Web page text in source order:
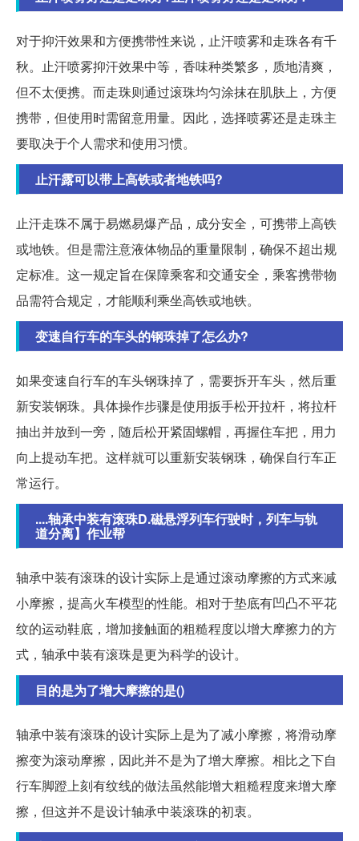
对于抑汗效果和方便携带性来说，止汗喷雾和走珠各有千
秋。止汗喷雾抑汗效果中等，香味种类繁多，质地清爽，
但不太便携。而走珠则通过滚珠均匀涂抹在肌肤上，方便
携带，但使用时需留意用量。因此，选择喷雾还是走珠主
要取决于个人需求和使用习惯。
止汗露可以带上高铁或者地铁吗?
止汗走珠不属于易燃易爆产品，成分安全，可携带上高铁
或地铁。但是需注意液体物品的重量限制，确保不超出规
定标准。这一规定旨在保障乘客和交通安全，乘客携带物
品需符合规定，才能顺利乘坐高铁或地铁。
变速自行车的车头的钢珠掉了怎么办?
如果变速自行车的车头钢珠掉了，需要拆开车头，然后重
新安装钢珠。具体操作步骤是使用扳手松开拉杆，将拉杆
抽出并放到一旁，随后松开紧固螺帽，再握住车把，用力
向上提动车把。这样就可以重新安装钢珠，确保自行车正
常运行。
....轴承中装有滚珠D.磁悬浮列车行驶时，列车与轨
道分离】作业帮
轴承中装有滚珠的设计实际上是通过滚动摩擦的方式来减
小摩擦，提高火车模型的性能。相对于垫底有凹凸不平花
纹的运动鞋底，增加接触面的粗糙程度以增大摩擦力的方
式，轴承中装有滚珠是更为科学的设计。
目的是为了增大摩擦的是()
轴承中装有滚珠的设计实际上是为了减小摩擦，将滑动摩
擦变为滚动摩擦，因此并不是为了增大摩擦。相比之下自
行车脚蹬上刻有纹线的做法虽然能增大粗糙程度来增大摩
擦，但这并不是设计轴承中装滚珠的初衷。